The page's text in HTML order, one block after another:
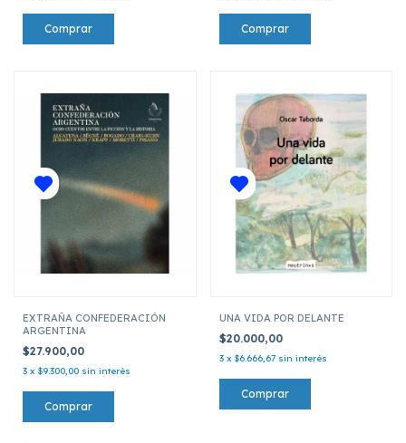
EXTRAÑA CONFEDERACIÓN
ARGENTINA
$27.900,00
3 x $9.300,00 sin interés
UNA VIDA POR DELANTE
$20.000,00
3 x $6.666,67 sin interés